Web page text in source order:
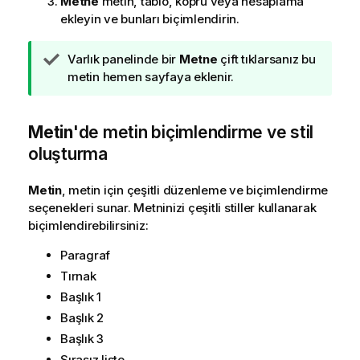
ekleyin ve bunları biçimlendirin.
İ
p
u
n
u
Varlık panelinde bir Metne çift tıklarsanız bu
metin hemen sayfaya eklenir.
Metin'de metin biçimlendirme ve stil
oluşturma
Metin, metin için çeşitli düzenleme ve biçimlendirme
seçenekleri sunar. Metninizi çeşitli stiller kullanarak
biçimlendirebilirsiniz:
Paragraf
Tırnak
Başlık 1
Başlık 2
Başlık 3